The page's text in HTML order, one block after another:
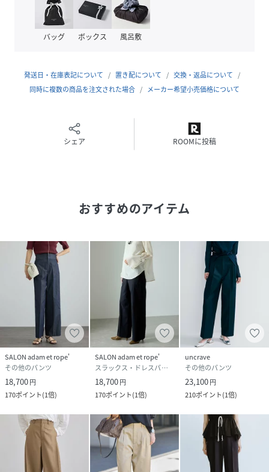
ポリエステル70%・複合繊維（ポリエステル）30%を使用。
ナチュラルなシワ加工を施すことで、天然素材のような表情
感を表現しました。
身体のラインを拾いにくいのも嬉しいポイント。
シワになりにくくお手入れがしやすいイージーケア素材で、
・デニム（ネイビー）
付きで暑い季節も快適な着心地。
■コーディネート
センタープレスがあることで、スニーカーで合わせてもラフ
になりすぎません。
クロップド丈のトップスやブラウスとも相性が良いです。
お仕事着/通勤着/オフィスカジュアルにも◎
■モデル身長:166cm着用サイズ:M（ロングヘアモデル）
■モデル身長:166cm着用サイズ:S（ショートヘアモデル）
-----------------------------
光沢感：なし
透け感：なし
ウエスト：後ろゴム
ポケット：あり
バッグ ボックス 風呂敷
発送日・在庫表記について 置き配について
交換・返品について
同時に複数の商品を注文された場合
メーカー希望小売価格について
シェア ROOMに投稿
おすすめのアイテム
SALON adam et rope'
その他のパンツ
18,700円
170ポイント(1倍)
SALON adam et rope'
スラックス・ドレスパンツ
18,700円
170ポイント(1倍)
uncrave
その他のパンツ
23,100円
210ポイント(1倍)